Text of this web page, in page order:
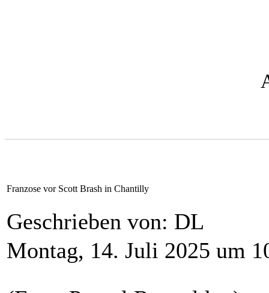
Franzose vor Scott Brash in Chantilly
Geschrieben von: DL
Montag, 14. Juli 2025 um